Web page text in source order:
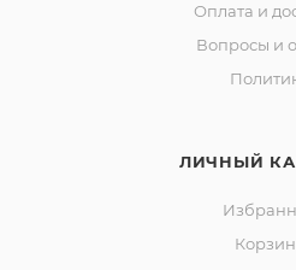
Оплата и
Вопросы и
ЛИЧНЫЙ